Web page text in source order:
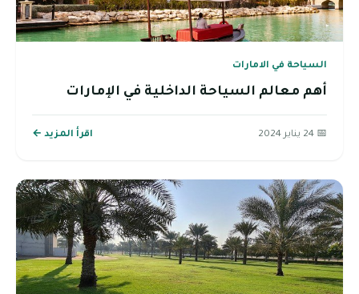
السياحة في الامارات
أهم معالم السياحة الداخلية في الإمارات
📅 24 يناير 2024 اقرأ المزيد ←